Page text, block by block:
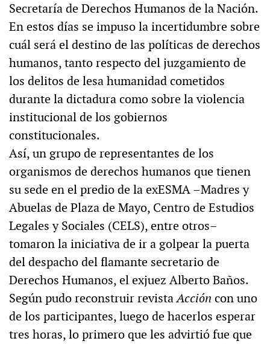
Secretaría de Derechos Humanos de la Nación.
En estos días se impuso la incertidumbre sobre
cuál será el destino de las políticas de derechos
humanos, tanto respecto del juzgamiento de
los delitos de lesa humanidad cometidos
durante la dictadura como sobre la violencia
institucional de los gobiernos
constitucionales.
Así, un grupo de representantes de los
organismos de derechos humanos que tienen
su sede en el predio de la exESMA –Madres y
Abuelas de Plaza de Mayo, Centro de Estudios
Legales y Sociales (CELS), entre otros–
tomaron la iniciativa de ir a golpear la puerta
del despacho del flamante secretario de
Derechos Humanos, el exjuez Alberto Baños.
Según pudo reconstruir revistaAcción con uno
de los participantes, luego de hacerlos esperar
tres horas, lo primero que les advirtió fue que